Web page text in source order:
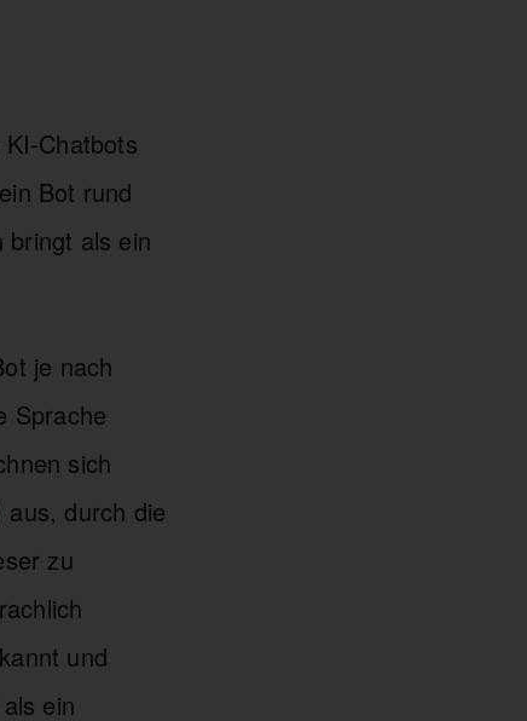
Chatbots
Bot rund
bringt als ein
je nach
Sprache
sich
aus, durch die
zu
und
ein